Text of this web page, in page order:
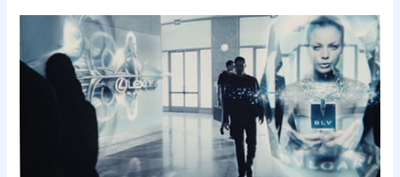
publicidad
directa
es